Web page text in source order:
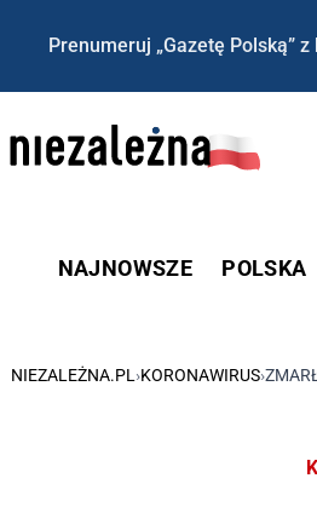
Prenumeruj „Gazetę Polską”
NAJNOWSZE POLSKA
NIEZALEŻNA.PL ›KORONAWIRUS›